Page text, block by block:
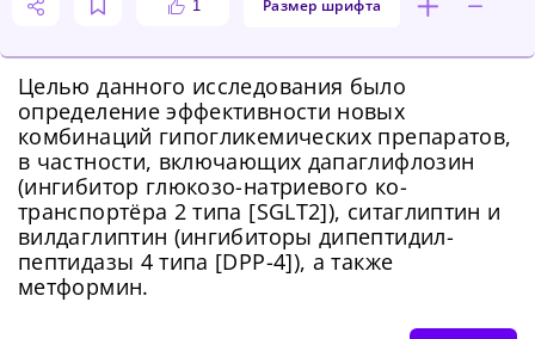
1 Размер шрифта
Целью данного исследования было
определение эффективности новых
комбинаций гипогликемических препаратов,
в частности, включающих дапаглифлозин
(ингибитор глюкозо-натриевого ко-
транспортёра 2 типа [SGLT2]), ситаглиптин и
вилдаглиптин (ингибиторы дипептидил-
пептидазы 4 типа [DPP-4]), а также
метформин.